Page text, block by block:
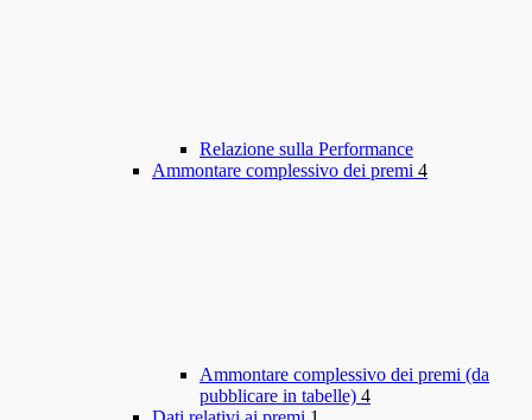
Relazione sulla Performance
Ammontare complessivo dei premi 4
Ammontare complessivo dei premi (da
pubblicare in tabelle) 4